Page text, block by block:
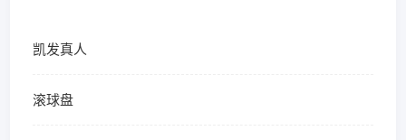
凯发真人
滚球盘